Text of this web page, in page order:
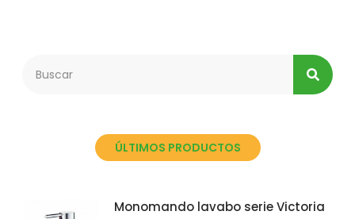
ÚLTIMOS PRODUCTOS
Monomando lavabo serie Victoria